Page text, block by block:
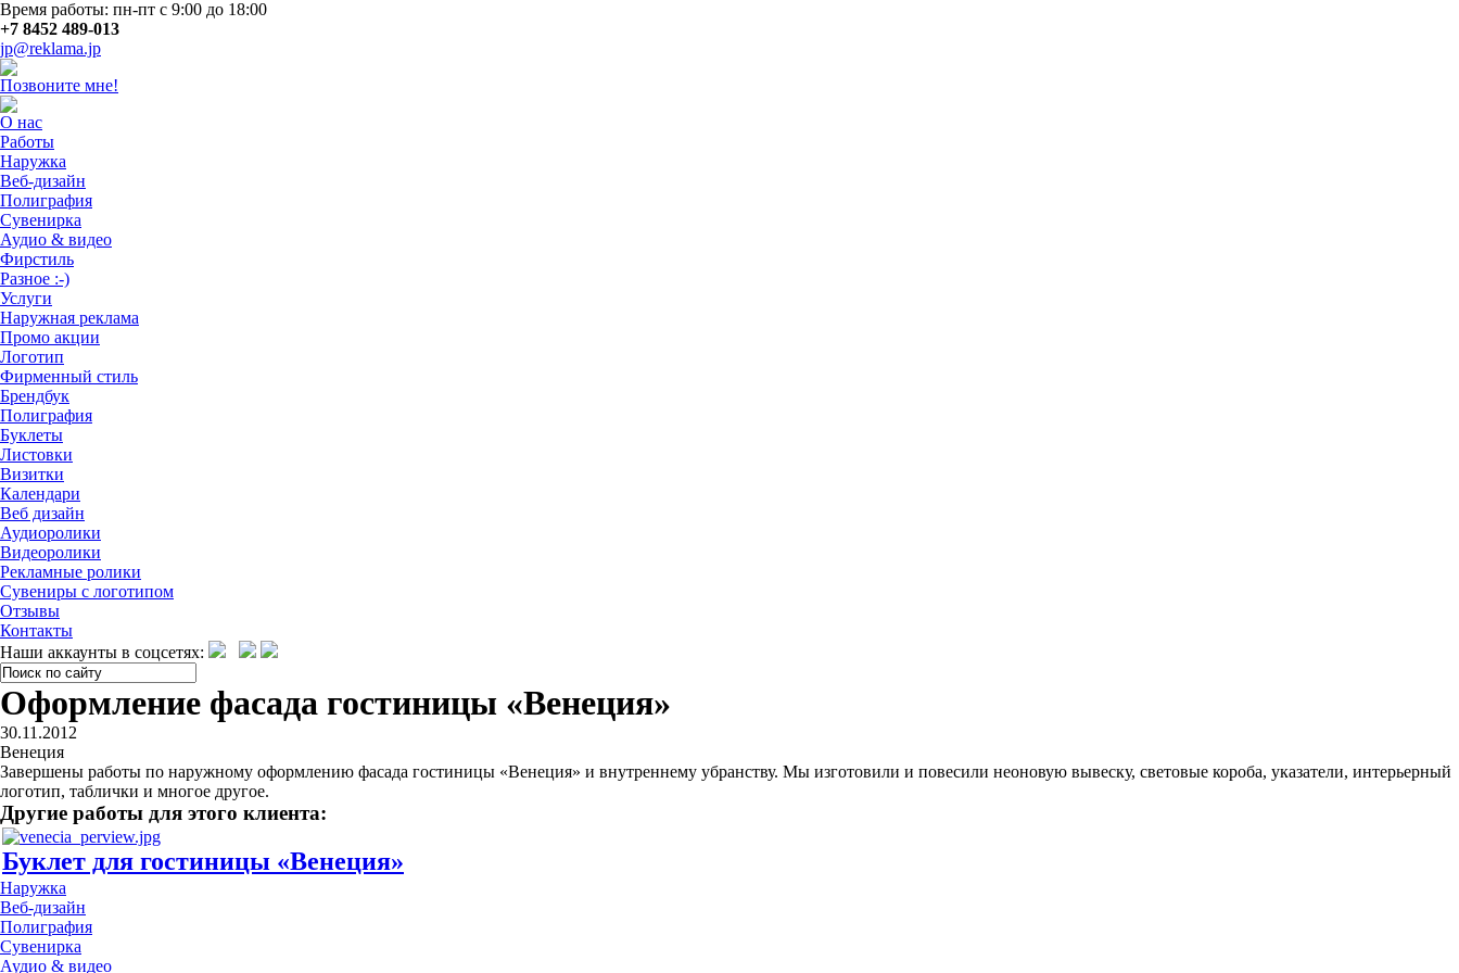
Время работы: пн-пт с 9:00 до 18:00
+7 8452 489-013
jp@reklama.jp
Позвоните мне!
О нас
Работы
Наружка
Веб-дизайн
Полиграфия
Сувенирка
Аудио & видео
Фирстиль
Разное :-)
Услуги
Наружная реклама
Промо акции
Логотип
Фирменный стиль
Брендбук
Полиграфия
Буклеты
Листовки
Визитки
Календари
Веб дизайн
Аудиоролики
Видеоролики
Рекламные ролики
Сувениры с логотипом
Отзывы
Контакты
Наши аккаунты в соцсетях:
Оформление фасада гостиницы «Венеция»
30.11.2012
Венеция
Завершены работы по наружному оформлению фасада гостиницы «Венеция» и внутреннему убранству. Мы изготовили и повесили неоновую вывеску, световые короба, указатели, интерьерный
логотип, таблички и многое другое.
Другие работы для этого клиента:
Буклет для гостиницы «Венеция»
Наружка
Веб-дизайн
Полиграфия
Сувенирка
Аудио & видео